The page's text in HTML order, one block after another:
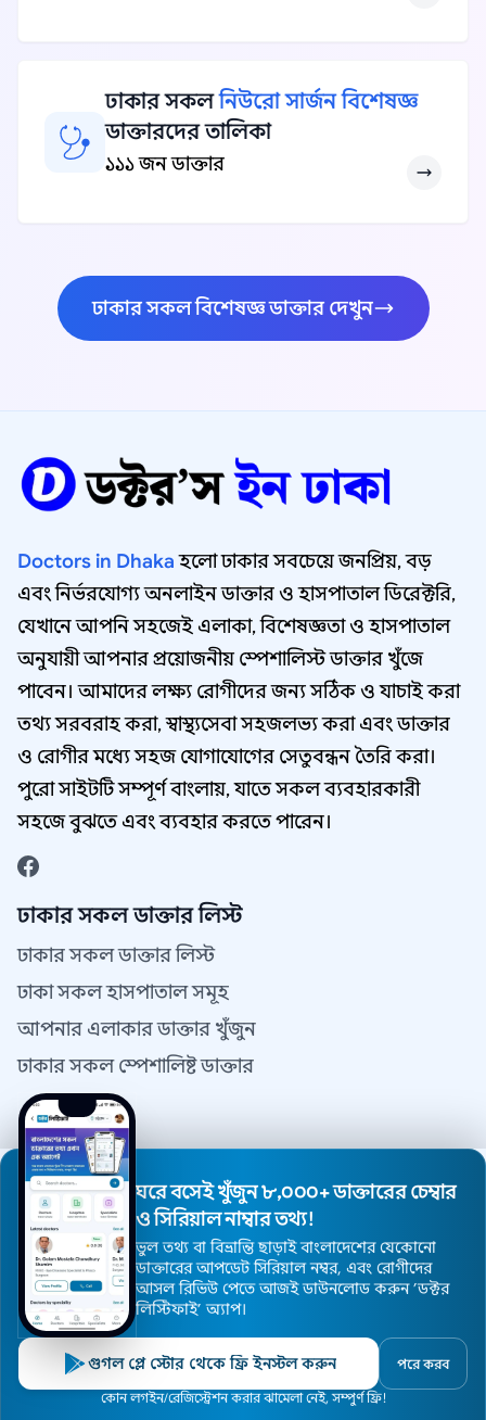
ঢাকার সকলনিউরো সার্জন বিশেষজ্ঞ
ডাক্তারদের তালিকা
১১১ জন ডাক্তার
ঢাকার সকল বিশেষজ্ঞ ডাক্তার দেখুন
Doctors in Dhakaহলো ঢাকার সবচেয়ে জনপ্রিয়, বড়
এবং নির্ভরযোগ্য অনলাইন ডাক্তার ও হাসপাতাল ডিরেক্টরি,
যেখানে আপনি সহজেই এলাকা, বিশেষজ্ঞতা ও হাসপাতাল
অনুযায়ী আপনার প্রয়োজনীয় স্পেশালিস্ট ডাক্তার খুঁজে
পাবেন। আমাদের লক্ষ্য রোগীদের জন্য সঠিক ও যাচাই করা
তথ্য সরবরাহ করা, স্বাস্থ্যসেবা সহজলভ্য করা এবং ডাক্তার
ও রোগীর মধ্যে সহজ যোগাযোগের সেতুবন্ধন তৈরি করা।
পুরো সাইটটি সম্পূর্ণ বাংলায়, যাতে সকল ব্যবহারকারী
সহজে বুঝতে এবং ব্যবহার করতে পারেন।
ঢাকার সকল ডাক্তার লিস্ট
ঢাকার সকল ডাক্তার লিস্ট
ঢাকা সকল হাসপাতাল সমূহ
আপনার এলাকার ডাক্তার খুঁজুন
ঢাকার সকল স্পেশালিষ্ট ডাক্তার
যোগাযোগ
যোগাযোগ
আমাদের সম্পর্কে
ব্যবহারের শর্তাবলী
গোপনীয়তা নীতিমালা
যোগাযোগ
ডাক্তার রেজিস্ট্রেশন
ডাক্তার হাসপাতাল বিশেষজ্ঞ
ঘরে বসেই খুঁজুন ৮,০০০+ ডাক্তারের চেম্বার
ও সিরিয়াল নাম্বার তথ্য!
ভুল তথ্য বা বিভ্রান্তি ছাড়াই বাংলাদেশের যেকোনো
ডাক্তারের আপডেট সিরিয়াল নম্বর, এবং রোগীদের
আসল রিভিউ পেতে আজই ডাউনলোড করুন ’ডক্টর
লিস্টিফাই’ অ্যাপ।
গুগল প্লে স্টোর থেকে ফ্রি ইনস্টল করুন পরে করব
কোন লগইন/রেজিস্ট্রেশন করার ঝামেলা নেই, সম্পুর্ণ ফ্রি!